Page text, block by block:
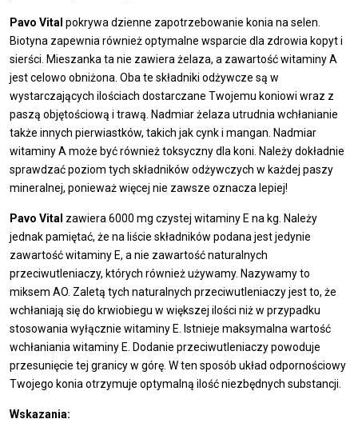
Pavo Vital pokrywa dzienne zapotrzebowanie konia na selen.
Biotyna zapewnia również optymalne wsparcie dla zdrowia kopyt i
sierści. Mieszanka ta nie zawiera żelaza, a zawartość witaminy A
jest celowo obniżona. Oba te składniki odżywcze są w
wystarczających ilościach dostarczane Twojemu koniowi wraz z
paszą objętościową i trawą. Nadmiar żelaza utrudnia wchłanianie
także innych pierwiastków, takich jak cynk i mangan. Nadmiar
witaminy A może być również toksyczny dla koni. Należy dokładnie
sprawdzać poziom tych składników odżywczych w każdej paszy
mineralnej, ponieważ więcej nie zawsze oznacza lepiej!
Pavo Vital zawiera 6000 mg czystej witaminy E na kg. Należy
jednak pamiętać, że na liście składników podana jest jedynie
zawartość witaminy E, a nie zawartość naturalnych
przeciwutleniaczy, których również używamy. Nazywamy to
miksem AO. Zaletą tych naturalnych przeciwutleniaczy jest to, że
wchłaniają się do krwiobiegu w większej ilości niż w przypadku
stosowania wyłącznie witaminy E. Istnieje maksymalna wartość
wchłaniania witaminy E. Dodanie przeciwutleniaczy powoduje
przesunięcie tej granicy w górę. W ten sposób układ odpornościowy
Twojego konia otrzymuje optymalną ilość niezbędnych substancji.
Wskazania: